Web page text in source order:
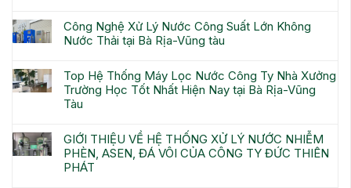
Công Nghệ Xử Lý Nước Công Suất Lớn Không
Nước Thải tại Bà Rịa-Vũng tàu
Top Hệ Thống Máy Lọc Nước Công Ty Nhà Xưởng
Trường Học Tốt Nhất Hiện Nay tại Bà Rịa-Vũng
Tàu
GIỚI THIỆU VỀ HỆ THỐNG XỬ LÝ NƯỚC NHIỄM
PHÈN, ASEN, ĐÁ VÔI CỦA CÔNG TY ĐỨC THIÊN
PHÁT